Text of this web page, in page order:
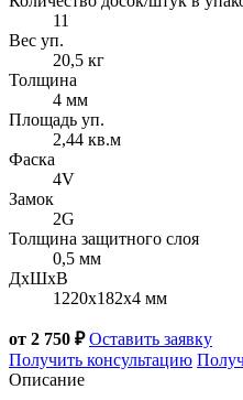
11
Вес уп.
20,5 кг
Толщина
4 мм
Площадь уп.
2,44 кв.м
Фаска
4V
Замок
2G
Толщина защитного слоя
0,5 мм
ДxШxВ
1220x182x4 мм
от 2 750 ₽Оставить заявку
Получить консультацию
Описание